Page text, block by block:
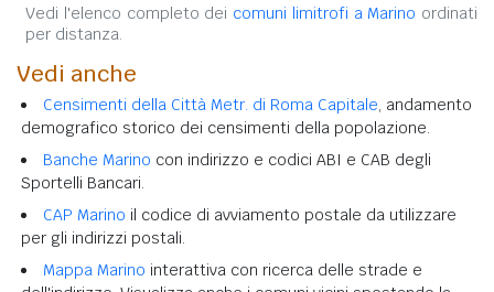
Vedi l'elenco completo dei comuni limitrofi a Marino ordinati
per distanza.
Vedi anche
Censimenti della Città Metr. di Roma Capitale, andamento
demografico storico dei censimenti della popolazione.
Banche Marino con indirizzo e codici ABI e CAB degli
Sportelli Bancari.
CAP Marino il codice di avviamento postale da utilizzare
per gli indirizzi postali.
Mappa Marino interattiva con ricerca delle strade e